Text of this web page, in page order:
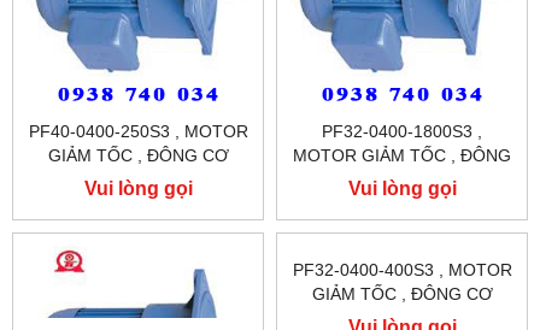
PF40-0400-250S3 , MOTOR
GIẢM TỐC , ĐÔNG CƠ
GIẢM TỐC MẶT BÍCH
TUNGLEE
Vui lòng gọi
PF32-0400-1800S3 ,
MOTOR GIẢM TỐC , ĐÔNG
CƠ GIẢM TỐC MẶT BÍCH
TUNGLEE
Vui lòng gọi